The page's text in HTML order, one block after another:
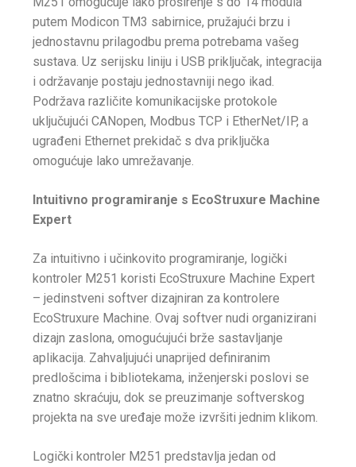
putem Modicon TM3 sabirnice, pružajući brzu i
jednostavnu prilagodbu prema potrebama vašeg
sustava. Uz serijsku liniju i USB priključak, integracija
i održavanje postaju jednostavniji nego ikad.
Podržava različite komunikacijske protokole
uključujući CANopen, Modbus TCP i EtherNet/IP, a
ugrađeni Ethernet prekidač s dva priključka
omogućuje lako umrežavanje.
Intuitivno programiranje s EcoStruxure Machine
Expert
Za intuitivno i učinkovito programiranje, logički
kontroler M251 koristi EcoStruxure Machine Expert
– jedinstveni softver dizajniran za kontrolere
EcoStruxure Machine. Ovaj softver nudi organizirani
dizajn zaslona, omogućujući brže sastavljanje
aplikacija. Zahvaljujući unaprijed definiranim
predlošcima i bibliotekama, inženjerski poslovi se
znatno skraćuju, dok se preuzimanje softverskog
projekta na sve uređaje može izvršiti jednim klikom.
Logički kontroler M251 predstavlja jedan od